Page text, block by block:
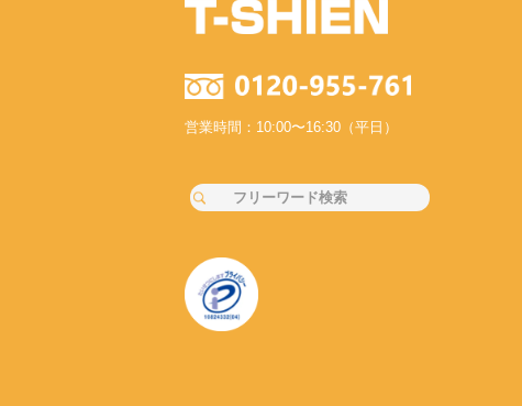
営業時間：10:00〜16:30（平日）